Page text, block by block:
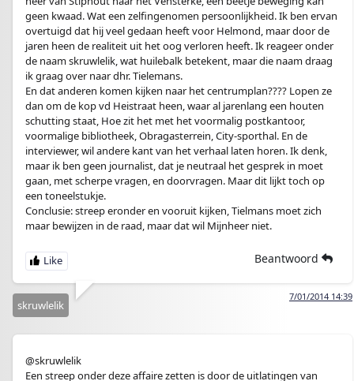
geen kwaad. Wat een zelfingenomen persoonlijkheid. Ik ben ervan
overtuigd dat hij veel gedaan heeft voor Helmond, maar door de
jaren heen de realiteit uit het oog verloren heeft. Ik reageer onder
de naam skruwlelik, wat huilebalk betekent, maar die naam draag
ik graag over naar dhr. Tielemans.
En dat anderen komen kijken naar het centrumplan???? Lopen ze
dan om de kop vd Heistraat heen, waar al jarenlang een houten
schutting staat, Hoe zit het met het voormalig postkantoor,
voormalige bibliotheek, Obragasterrein, City-sporthal. En de
interviewer, wil andere kant van het verhaal laten horen. Ik denk,
maar ik ben geen journalist, dat je neutraal het gesprek in moet
gaan, met scherpe vragen, en doorvragen. Maar dit lijkt toch op
een toneelstukje.
Conclusie: streep eronder en vooruit kijken, Tielmans moet zich
maar bewijzen in de raad, maar dat wil Mijnheer niet.
Beantwoord
7/01/2014 14:39
skruwlelik
@skruwlelik
Een streep onder deze affaire zetten is door de uitlatingen van